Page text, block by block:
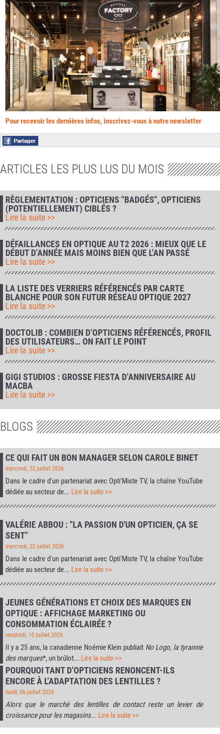
Pour recevoir les dernières infos, inscrivez-vous à notre newsletter
ARTICLES LES PLUS LUS DU MOIS
RÈGLEMENTATION : OPTICIENS "BADGÉS", OPTICIENS
(POTENTIELLEMENT) CIBLÉS ?
Lire la suite >>
DÉFAILLANCES EN OPTIQUE AU T2 2026 : MIEUX QUE LE
DÉBUT D’ANNÉE MAIS MOINS BIEN QUE L’AN PASSÉ
Lire la suite >>
LA LISTE DES VERRIERS RÉFÉRENCÉS PAR CARTE
BLANCHE POUR SON FUTUR RÉSEAU OPTIQUE 2027
Lire la suite >>
DOCTOLIB : COMBIEN D’OPTICIENS RÉFÉRENCÉS, PROFIL
DES UTILISATEURS… ON FAIT LE POINT
Lire la suite >>
GIGI STUDIOS : GROSSE FIESTA D’ANNIVERSAIRE AU
MACBA
Lire la suite >>
BLOGS
CE QUI FAIT UN BON MANAGER SELON CAROLE BINET
mercredi, 22 juillet 2026
Dans le cadre d'un partenariat avec Opti'Miste TV, la chaîne YouTube
dédiée au secteur de... Lire la suite >>
VALÉRIE ABBOU : "LA PASSION D'UN OPTICIEN, ÇA SE
SENT"
mercredi, 22 juillet 2026
Dans le cadre d'un partenariat avec Opti'Miste TV, la chaîne YouTube
dédiée au secteur de... Lire la suite >>
JEUNES GÉNÉRATIONS ET CHOIX DES MARQUES EN
OPTIQUE : AFFICHAGE MARKETING OU
CONSOMMATION ÉCLAIRÉE ?
vendredi, 10 juillet 2026
Il y a 25 ans, la canadienne Noémie Klein publiait No Logo, la tyrannie
des marques*, un brûlot... Lire la suite >>
POURQUOI TANT D’OPTICIENS RENONCENT-ILS
ENCORE À L’ADAPTATION DES LENTILLES ?
lundi, 06 juillet 2026
Alors que le marché des lentilles de contact reste un levier de
croissance pour les magasins... Lire la suite >>